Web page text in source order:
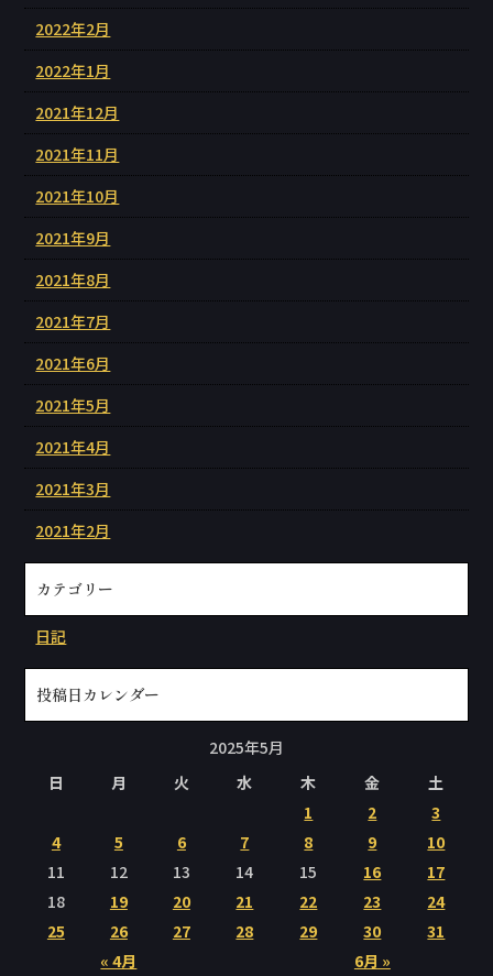
2022年2月
2022年1月
2021年12月
2021年11月
2021年10月
2021年9月
2021年8月
2021年7月
2021年6月
2021年5月
2021年4月
2021年3月
2021年2月
カテゴリー
日記
投稿日カレンダー
2025年5月
日
月 火 水 木 金 土
« 4月 6月 »
1 2
3
4
5 6 7 8 9
10
11
12 13 14 15 16
17
18
19 20 21 22 23
24
25
26 27 28 29 30 31